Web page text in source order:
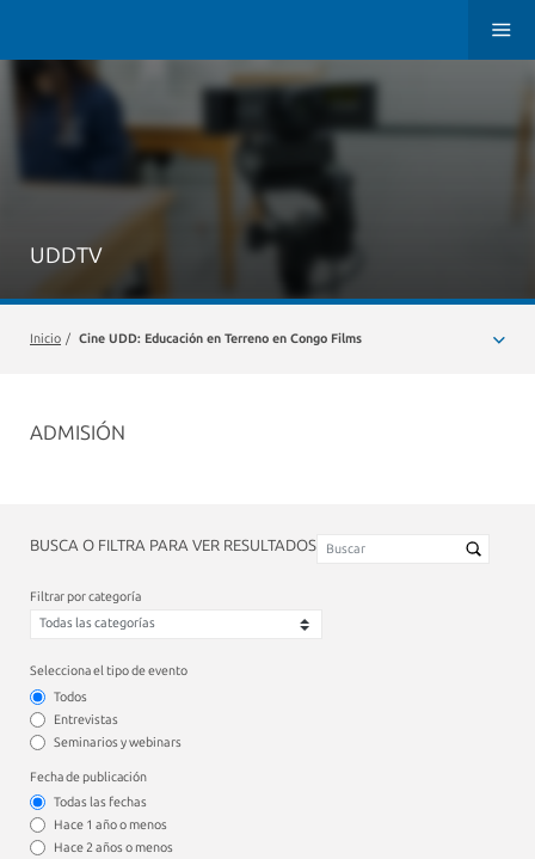
UDDTV
Inicio / Cine UDD: Educación en Terreno en Congo Films
ADMISIÓN
BUSCA O FILTRA PARA VER RESULTADOS
Filtrar por categoría
Selecciona el tipo de evento
Todos
Entrevistas
Seminarios y webinars
Fecha de publicación
Todas las fechas
Hace 1 año o menos
Hace 2 años o menos